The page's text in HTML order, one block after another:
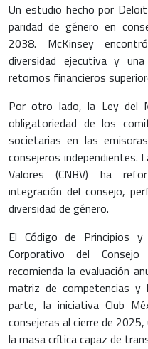
Un estudio hecho por
paridad de género en
2038. McKinsey
diversidad ejecutiva y
retornos financieros
Por otro lado, la Ley del
obligatoriedad de los
societarias en las
consejeros independientes.
Valores (CNBV) ha
integración del consejo,
diversidad de género.
El Código de Principios
Corporativo del Consejo
recomienda la evaluación
matriz de competencias
parte, la iniciativa Club
consejeras al cierre de
la masa crítica capaz de